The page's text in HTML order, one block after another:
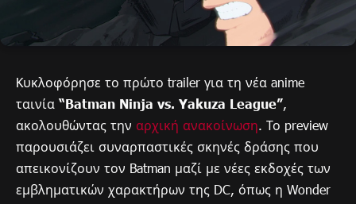
Kυκλοφόρησε το πρώτο trailer για τη νέα anime
ταινία “Batman Ninja vs. Yakuza League”,
ακολουθώντας την αρχική ανακοίνωση. Το preview
παρουσιάζει συναρπαστικές σκηνές δράσης που
απεικονίζουν τον Batman μαζί με νέες εκδοχές των
εμβληματικών χαρακτήρων της DC, όπως η Wonder